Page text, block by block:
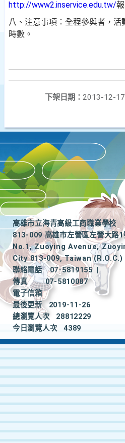
http://www2.inservice.edu.tw/
八、注意事項：全程參與者，
時數。
下架日期： 2013-12-17
高雄市立海青高級工商職業學校
813-009 高雄市左營區左營大路1
No.1, Zuoying Avenue,
City 813-009, Taiwan (R.O.C.)
聯絡電話
07-5819155
|
傳真
07-5810087
電子信箱
最後更新
2019-11-26
總瀏覽人次
28812229
今日瀏覽人次
4389